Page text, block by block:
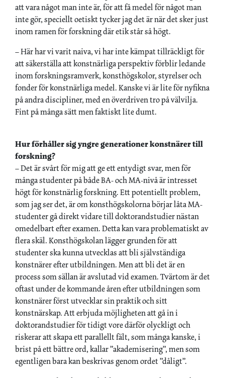
att vara något man inte är, för att få medel för något man
inte gör, speciellt oetiskt tycker jag det är när det sker just
inom ramen för forskning där etik står så högt.
– Här har vi varit naiva, vi har inte kämpat tillräckligt för
att säkerställa att konstnärliga perspektiv förblir ledande
inom forskningsramverk, konsthögskolor, styrelser och
fonder för konstnärliga medel. Kanske vi är lite för nyfikna
på andra discipliner, med en överdriven tro på välvilja.
Fint på många sätt men faktiskt lite dumt.
Hur förhåller sig yngre generationer konstnärer till
forskning?
– Det är svårt för mig att ge ett entydigt svar, men för
många studenter på både BA- och MA-nivå är intresset
högt för konstnärlig forskning. Ett potentiellt problem,
som jag ser det, är om konsthögskolorna börjar låta MA-
studenter gå direkt vidare till doktorandstudier nästan
omedelbart efter examen. Detta kan vara problematiskt av
flera skäl. Konsthögskolan lägger grunden för att
studenter ska kunna utvecklas att bli självständiga
konstnärer efter utbildningen. Men att bli det är en
process som sällan är avslutad vid examen. Tvärtom är det
oftast under de kommande åren efter utbildningen som
konstnärer först utvecklar sin praktik och sitt
konstnärskap. Att erbjuda möjligheten att gå in i
doktorandstudier för tidigt vore därför olyckligt och
riskerar att skapa ett parallellt fält, som många kanske, i
brist på ett bättre ord, kallar ”akademisering”, men som
egentligen bara kan beskrivas genom ordet ”dåligt”.